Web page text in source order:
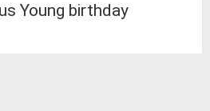
Young birthday